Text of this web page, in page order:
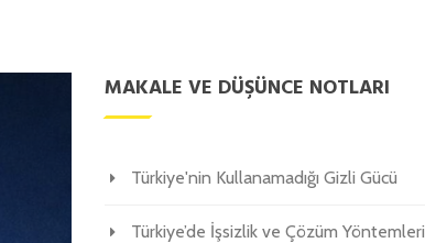
MAKALE VE DÜŞÜNCE NOTLARI
Türkiye'nin Kullanamadığı Gizli Gücü
Türkiye’de İşsizlik ve Çözüm Yöntemleri